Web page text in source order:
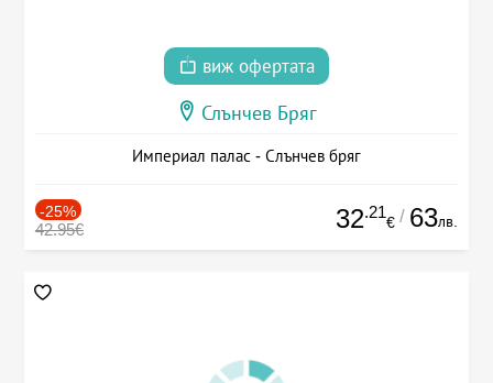
виж офертата
Слънчев Бряг
Империал палас - Слънчев бряг
-25%
42.95€ 32.21
€ / 63лв.